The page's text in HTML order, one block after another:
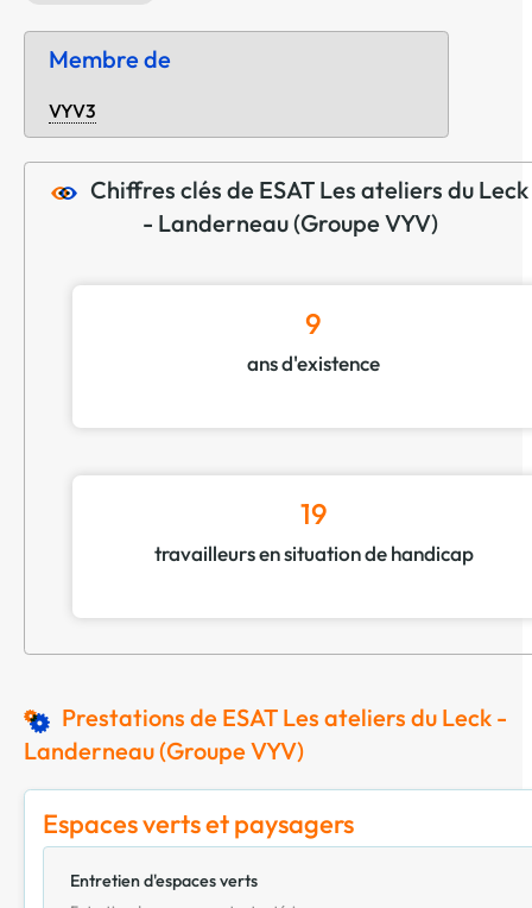
Membre de
VYV3
Chiffres clés de ESAT Les ateliers du Leck
- Landerneau (Groupe VYV)
9
ans d'existence
19
travailleurs en situation de handicap
Prestations de ESAT Les ateliers du Leck -
Landerneau (Groupe VYV)
Espaces verts et paysagers
Entretien d'espaces verts